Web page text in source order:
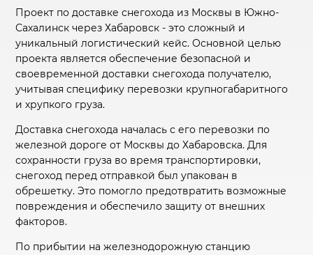
Проект по доставке снегохода из Москвы в Южно-
Сахалинск через Хабаровск - это сложный и
уникальный логистический кейс. Основной целью
проекта является обеспечение безопасной и
своевременной доставки снегохода получателю,
учитывая специфику перевозки крупногабаритного
и хрупкого груза.
Доставка снегохода началась с его перевозки по
железной дороге от Москвы до Хабаровска. Для
сохранности груза во время транспортировки,
снегоход перед отправкой был упакован в
обрешетку. Это помогло предотвратить возможные
повреждения и обеспечило защиту от внешних
факторов.
По прибытии на железнодорожную станцию